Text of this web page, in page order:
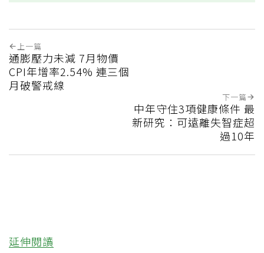
上一篇
通膨壓力未減 7月物價
CPI年增率2.54% 連三個
月破警戒線
下一篇
中年守住3項健康條件 最
新研究：可遠離失智症超
過10年
延伸閱讀